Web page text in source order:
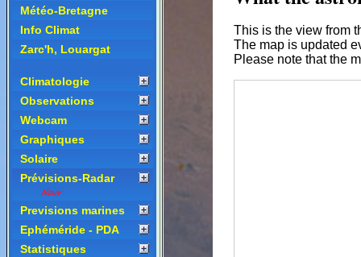
Météo-Bretagne
Info Climat
Zarc'h, Louargat
Climatologie
Observations
Webcam
Graphiques
Solaire
Prévisions-Radar
Previsions marines
Ephéméride - PDA
Statistiques